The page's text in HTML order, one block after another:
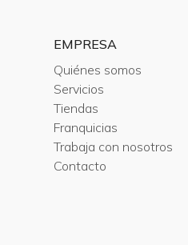
EMPRESA
Quiénes somos
Servicios
Tiendas
Franquicias
Trabaja con nosotros
Contacto